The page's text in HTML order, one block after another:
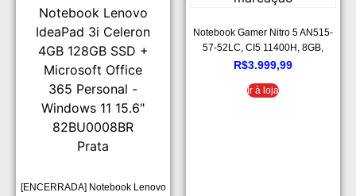
[ENCERRADA] Notebook Lenovo
Notebook Gamer Nitro 5 AN515-
57-52LC, CI5 11400H, 8GB,
512GB SDD, (NVIDIA GTX 1650 )
Preto e vermelho
R$3.999,99
Ir à loja